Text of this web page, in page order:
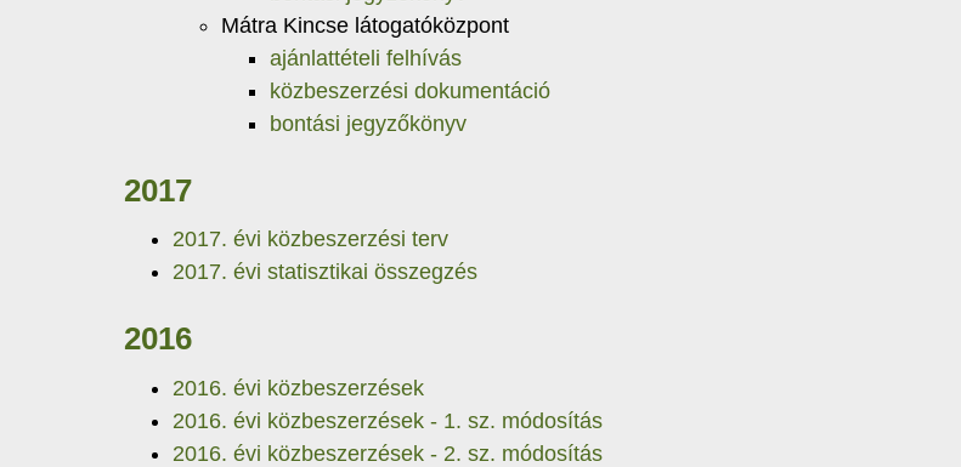
Mátra Kincse látogatóközpont
ajánlattételi felhívás
közbeszerzési dokumentáció
bontási jegyzőkönyv
2017
2017. évi közbeszerzési terv
2017. évi statisztikai összegzés
2016
2016. évi közbeszerzések
2016. évi közbeszerzések - 1. sz. módosítás
2016. évi közbeszerzések - 2. sz. módosítás